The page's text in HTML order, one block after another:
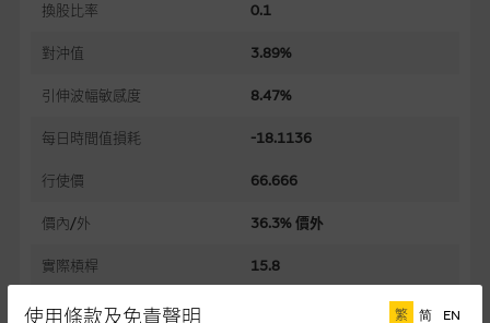
換股比率 0.1
對沖值 3.89%
引伸波幅敏感度 8.47%
每日時間值損耗 -18.1136
行使價 66.666
價內/外 36.3% 價外
實際槓桿 15.8
過去30日正股歷史波幅
使用條款及免責聲明 繁 简 EN